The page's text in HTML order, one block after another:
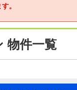
。
物件一覧